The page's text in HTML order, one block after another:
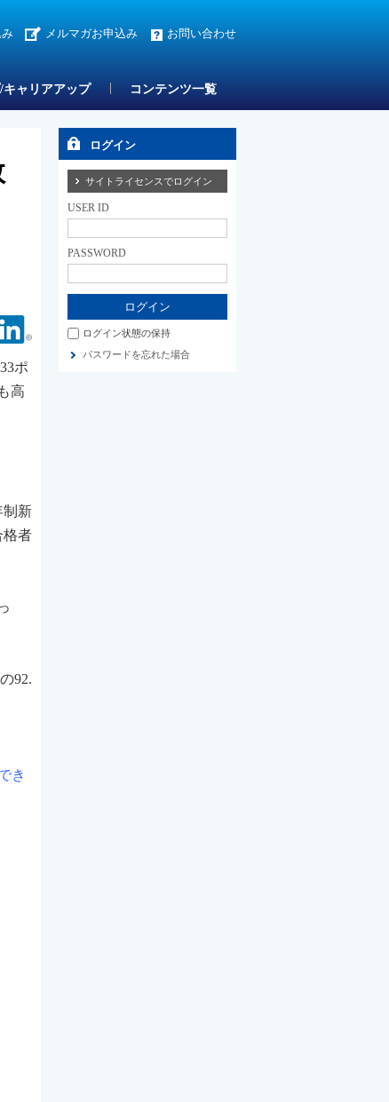
メルマガお申込み お問い合わせ
キャリアアップ コンテンツ一覧
Linkedin
ポ
高
制新
格者
92.
き
ログイン
サイトライセンスでログイン
USER ID
PASSWORD
ログイン状態の保持
パスワードを忘れた場合